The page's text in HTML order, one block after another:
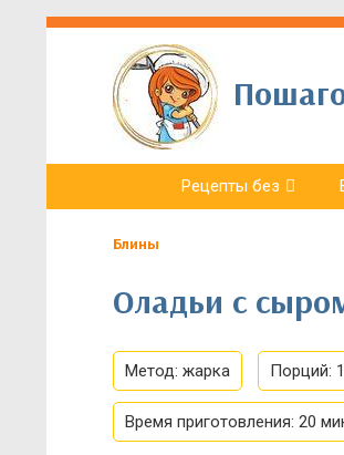
Рецепты без
Блины
Оладьи с
Метод: жарка Порций:
Время приготовления: 20